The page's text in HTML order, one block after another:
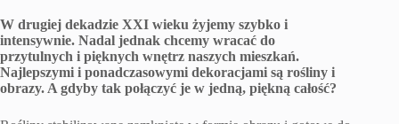
W drugiej dekadzie XXI wieku żyjemy szybko i
intensywnie. Nadal jednak chcemy wracać do
przytulnych i pięknych wnętrz naszych mieszkań.
Najlepszymi i ponadczasowymi dekoracjami są rośliny i
obrazy. A gdyby tak połączyć je w jedną, piękną całość?